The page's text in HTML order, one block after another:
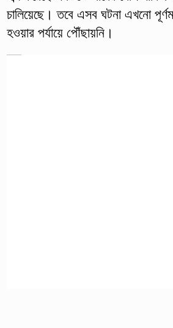
চালিয়েছে। তবে এসব ঘটনা এখনো
হওয়ার পর্যায়ে পৌঁছায়নি।